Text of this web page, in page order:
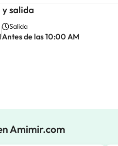
salida
Salida
Antes de las 10:00 AM
Amimir.com